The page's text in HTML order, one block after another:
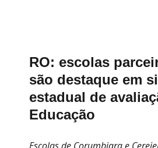
RO: escolas
são destaque em
estadual de
Educação